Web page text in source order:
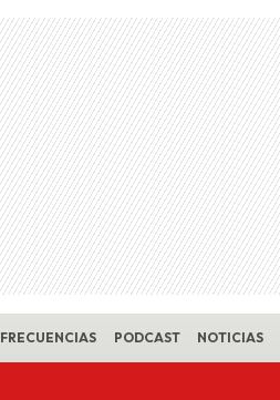
FRECUENCIAS PODCAST NOTICIAS